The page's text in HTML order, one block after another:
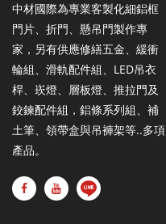
中材國際為專業客製化細鋁框
門片、折門、懸吊門製作專
家，另有供應修繕五金、緩衝
輪組、滑軌配件組、LED吊衣
桿、崁燈、層板燈、推拉門及
鉸鍊配件組，鋁條系列組、補
土筆、領帶盒與吊褲架等..多項
產品。